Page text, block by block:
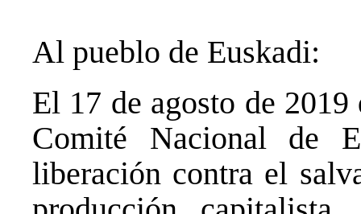
Al pueblo de Euskadi:
El 17 de agosto de
Comité Nacional de
liberación contra el